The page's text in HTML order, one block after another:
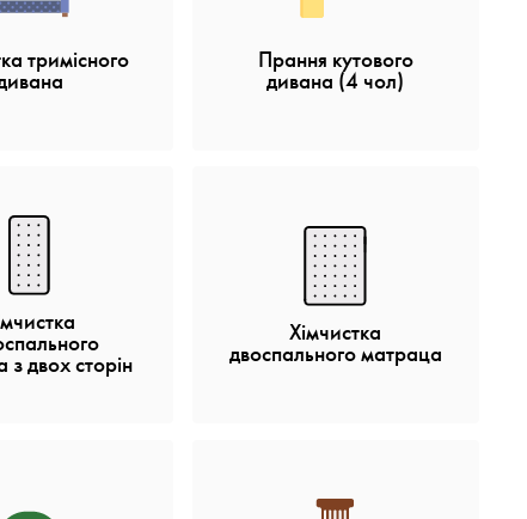
тримісного Прання кутового
дивана (4 чол)
двох сторін
Хімчистка
двоспального матраца